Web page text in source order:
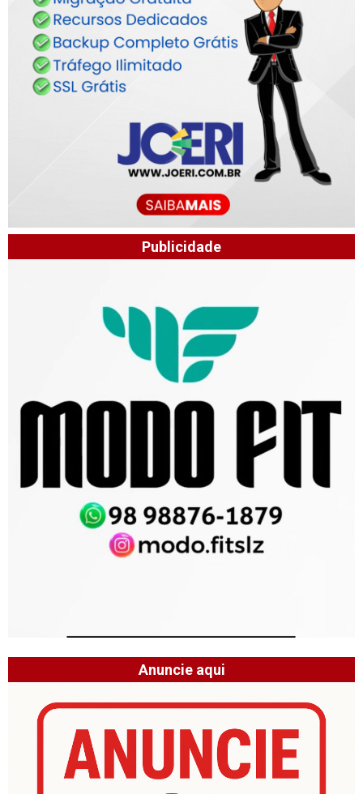
Publicidade
Anuncie aqui